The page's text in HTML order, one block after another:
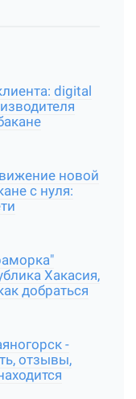
digital
новой
с нуля:
Хакасия,
добраться
-
отзывы,